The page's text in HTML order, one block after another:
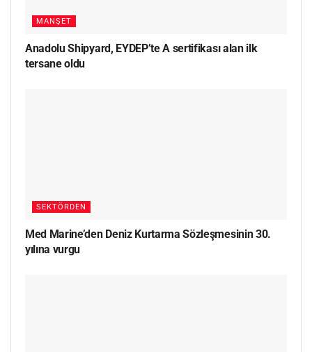
MANŞET
Anadolu Shipyard, EYDEP’te A sertifikası alan ilk
tersane oldu
SEKTÖRDEN
Med Marine’den Deniz Kurtarma Sözleşmesinin 30.
yılına vurgu